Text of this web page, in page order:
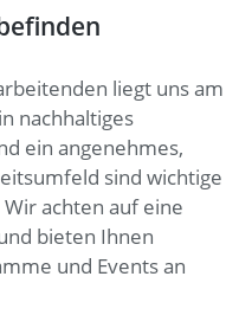
liegt uns am
nachhaltiges
ein angenehmes,
sind wichtige
achten auf eine
bieten Ihnen
und Events an